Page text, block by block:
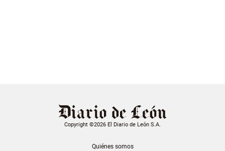
Copyright ©2026 El Diario de León S.A.
Quiénes somos